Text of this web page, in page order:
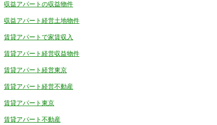
収益アパートの収益物件
収益アパート経営土地物件
賃貸アパートで家賃収入
賃貸アパート経営収益物件
賃貸アパート経営東京
賃貸アパート経営不動産
賃貸アパート東京
賃貸アパート不動産